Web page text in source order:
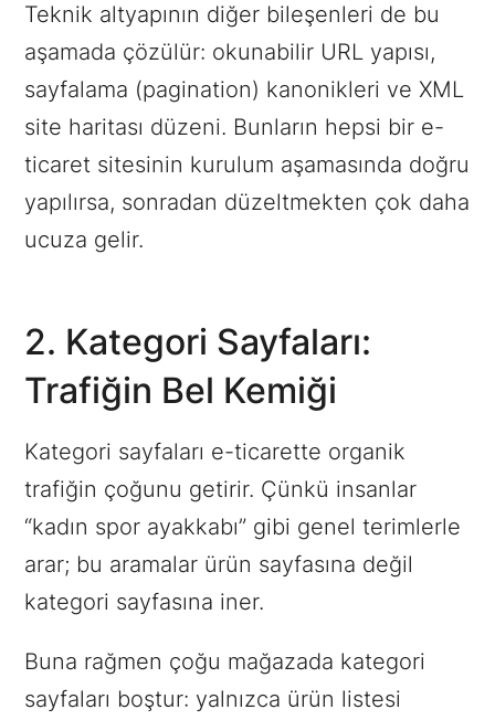
Teknik altyapının diğer bileşenleri de bu
aşamada çözülür: okunabilir URL yapısı,
sayfalama (pagination) kanonikleri ve XML
site haritası düzeni. Bunların hepsi bir e-
ticaret sitesinin kurulum aşamasında doğru
yapılırsa, sonradan düzeltmekten çok daha
ucuza gelir.
2. Kategori Sayfaları:
Trafiğin Bel Kemiği
Kategori sayfaları e-ticarette organik
trafiğin çoğunu getirir. Çünkü insanlar
“kadın spor ayakkabı” gibi genel terimlerle
arar; bu aramalar ürün sayfasına değil
kategori sayfasına iner.
Buna rağmen çoğu mağazada kategori
sayfaları boştur: yalnızca ürün listesi